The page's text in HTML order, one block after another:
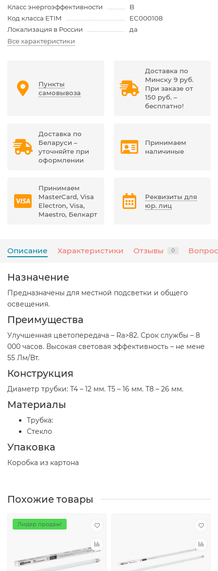
Класс энергоэффективности
B
Код класса ETIM
EC000108
Локализация в России
да
Все характеристики
Пункты
самовывоза
Доставка по
Минску 9 руб.
При заказе от
150 руб. –
бесплатно!
Доставка по
Беларуси –
уточняйте при
оформлении
Принимаем
наличиные
Принимаем
MasterCard, Visa
Electron, Visa,
Maestro, Белкарт
Реквизиты для
юр. лиц
Описание Характеристики Отзывы 0
Назначение
Предназначены для местной подсветки и общего
освещения.
Преимущества
Улучшенная цветопередача – Ra>82. Срок службы – 8
000 часов. Высокая световая эффективность – не мене
55 Лм/Вт.
Конструкция
Диаметр трубки: Т4 – 12 мм. Т5 – 16 мм. Т8 – 26 мм.
Материалы
Трубка:
Стекло
Упаковка
Коробка из картона
Похожие товары
Лидер продаж!